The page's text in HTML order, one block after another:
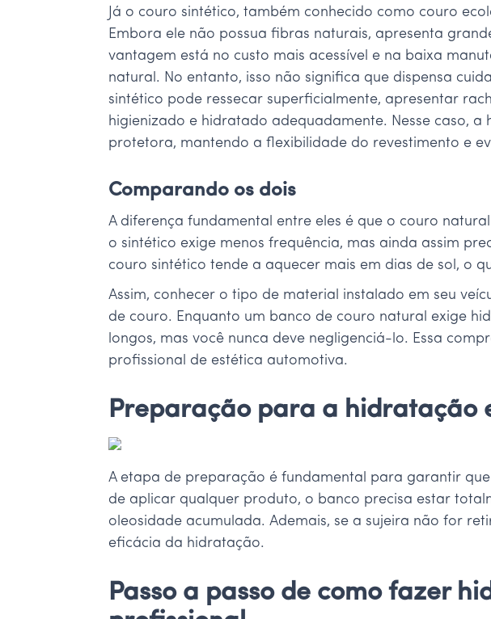
Já o couro sintético, também conhecido como couro
Embora ele não possua fibras naturais, apresenta
vantagem está no custo mais acessível e na baixa
natural. No entanto, isso não significa que dispensa
sintético pode ressecar superficialmente, apresentar
higienizado e hidratado adequadamente. Nesse caso,
protetora, mantendo a flexibilidade do revestimento e
Comparando os dois
A diferença fundamental entre eles é que o couro
o sintético exige menos frequência, mas ainda assim
couro sintético tende a aquecer mais em dias de sol, o
Assim, conhecer o tipo de material instalado em seu
de couro. Enquanto um banco de couro natural exige
longos, mas você nunca deve negligenciá-lo. Essa
profissional de estética automotiva.
Preparação para a hidratação
A etapa de preparação é fundamental para garantir
de aplicar qualquer produto, o banco precisa estar
oleosidade acumulada. Ademais, se a sujeira não for
eficácia da hidratação.
Passo a passo de como fazer